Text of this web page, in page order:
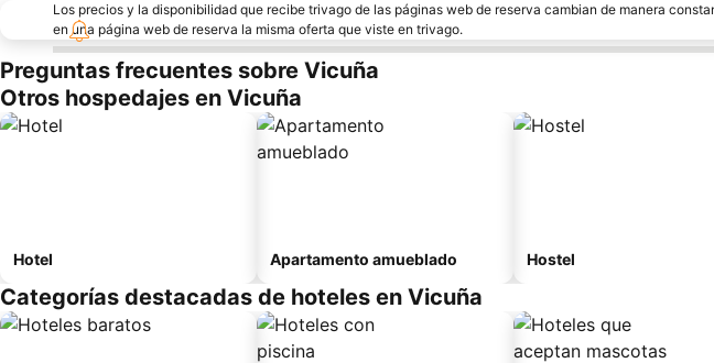
Los precios y la disponibilidad que recibe trivago de las páginas web de reserva cambian de manera
en una página web de reserva la misma oferta que viste en trivago.
Preguntas frecuentes sobre Vicuña
Otros hospedajes en Vicuña
Hotel Apartamento amueblado Hostel
Categorías destacadas de hoteles en Vicuña